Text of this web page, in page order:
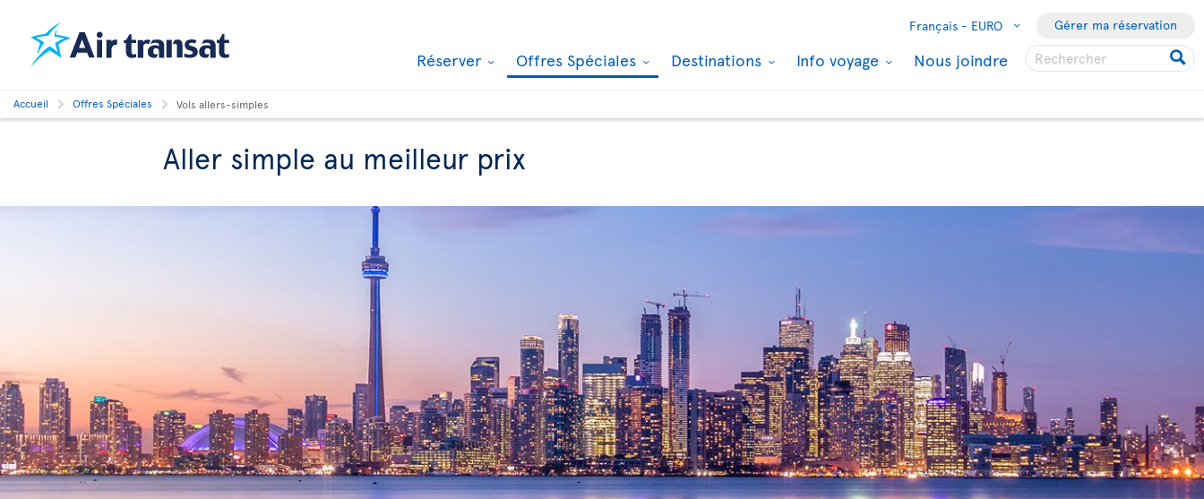
Français - EURO Gérer ma réservation
Réserver Offres Spéciales Destinations Info voyage Nous joindre
Accueil Offres Spéciales Vols allers-simples
Aller simple au meilleur prix